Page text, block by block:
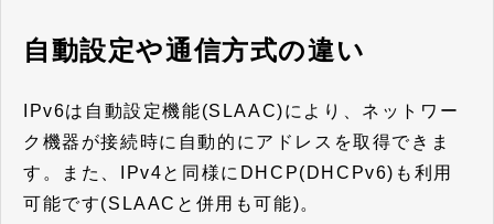
自動設定や通信方式の違い
IPv6は自動設定機能(SLAAC)により、ネットワー
ク機器が接続時に自動的にアドレスを取得できま
す。また、IPv4と同様にDHCP(DHCPv6)も利用
可能です(SLAACと併用も可能)。